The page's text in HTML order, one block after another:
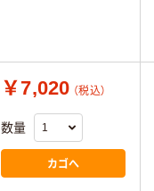
￥7,020 （税込）
数量
カゴへ